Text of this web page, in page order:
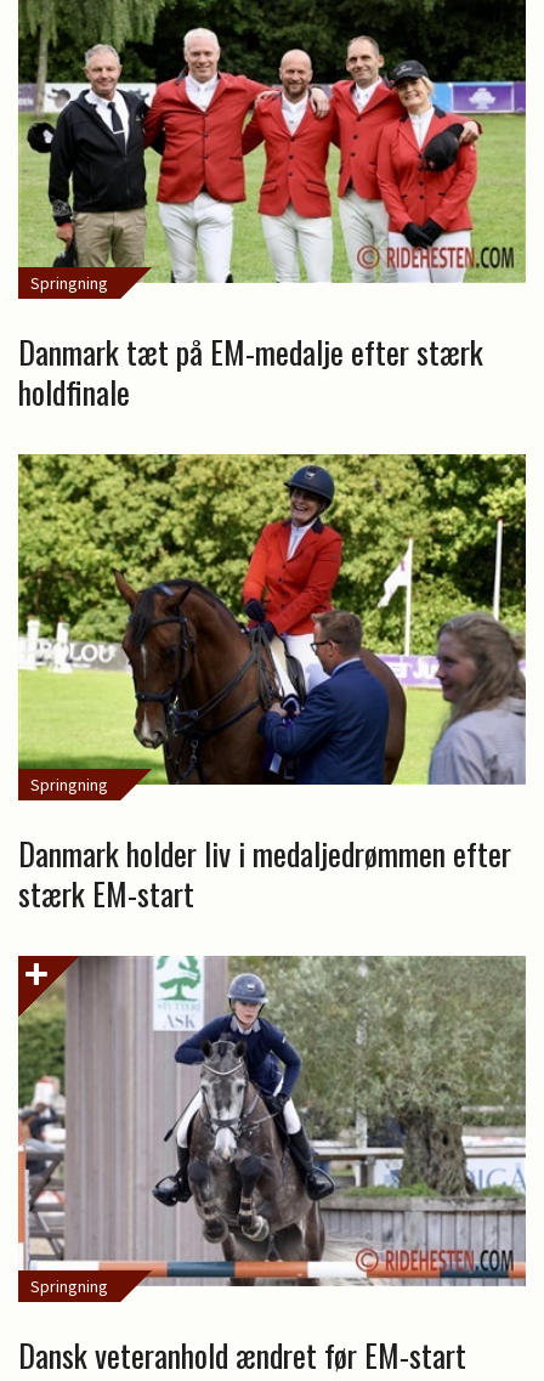
Springning
Danmark tæt på EM-medalje efter stærk
holdfinale
Springning
Danmark holder liv i medaljedrømmen efter
stærk EM-start
Springning
Dansk veteranhold ændret før EM-start